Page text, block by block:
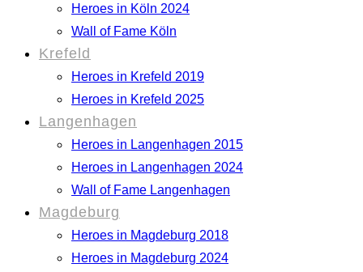
Heroes in Köln 2024
Wall of Fame Köln
Krefeld
Heroes in Krefeld 2019
Heroes in Krefeld 2025
Langenhagen
Heroes in Langenhagen 2015
Heroes in Langenhagen 2024
Wall of Fame Langenhagen
Magdeburg
Heroes in Magdeburg 2018
Heroes in Magdeburg 2024